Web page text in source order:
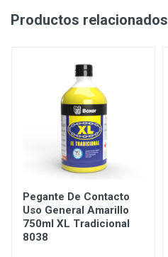
Productos relacionados
Pegante De Contacto
Uso General Amarillo
750ml XL Tradicional
8038